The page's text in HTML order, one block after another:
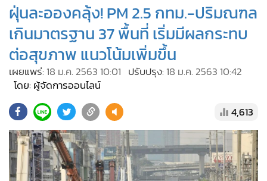
• คอลัมนิสต์
• ละคร
• CbizReview
• Cyber BIZ
• Good health & Well-being
• Green Innovation & SD
• Management & HR
• MGR Live
ฝุ่นละอองคลุ้ง! PM 2.5 กทม.-ปริมณฑล
เกินมาตรฐาน 37 พื้นที่ เริ่มมีผลกระทบ
ต่อสุขภาพ แนวโน้มเพิ่มขึ้น
เผยแพร่: 18 ม.ค. 2563 10:01 ปรับปรุง: 18 ม.ค. 2563 10:42
โดย: ผู้จัดการออนไลน์
4,613